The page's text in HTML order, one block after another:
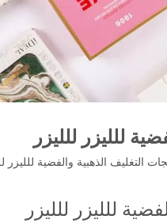
للليزر للليزر
التغليف الذهبية والفضية للليزر
للليزر للليزر